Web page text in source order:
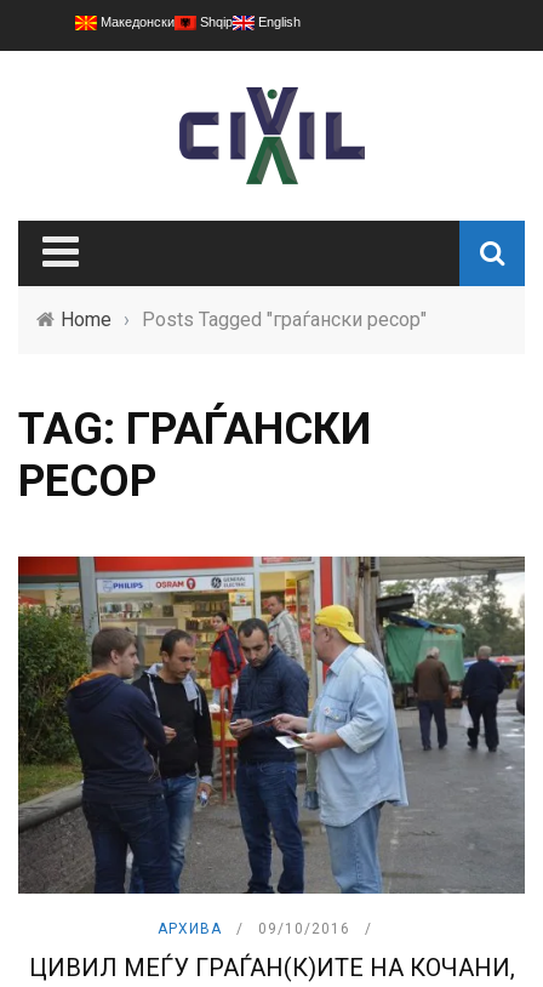
Македонски Shqip English
Home › Posts Tagged "граѓански ресор"
TAG: ГРАЃАНСКИ
РЕСОР
АРХИВА 09/10/2016
ЦИВИЛ МЕЃУ ГРАЃАН(К)ИТЕ НА КОЧАНИ,